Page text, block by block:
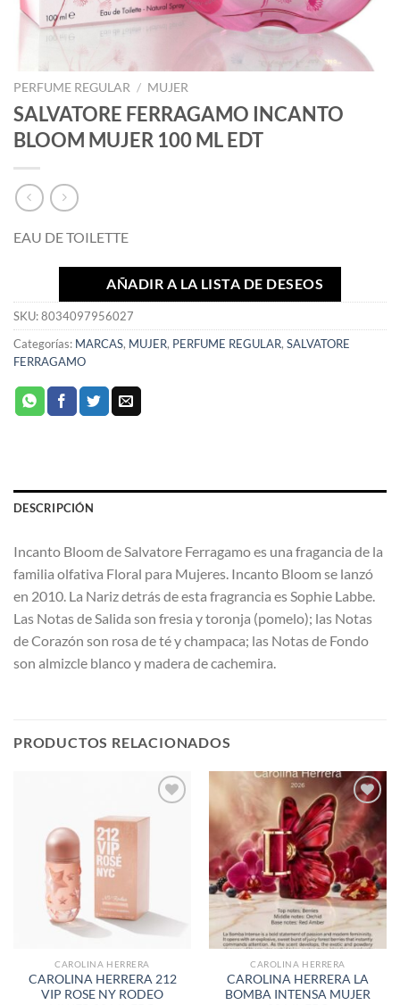
PERFUME REGULAR / MUJER
SALVATORE FERRAGAMO INCANTO
BLOOM MUJER 100 ML EDT
EAU DE TOILETTE
AÑADIR A LA LISTA DE DESEOS
SKU:8034097956027
Categorías: MARCAS, MUJER, PERFUME REGULAR, SALVATORE
FERRAGAMO
DESCRIPCIÓN
Incanto Bloom de Salvatore Ferragamo es una fragancia de la
familia olfativa Floral para Mujeres. Incanto Bloom se lanzó
en 2010. La Nariz detrás de esta fragrancia es Sophie Labbe.
Las Notas de Salida son fresia y toronja (pomelo); las Notas
de Corazón son rosa de té y champaca; las Notas de Fondo
son almizcle blanco y madera de cachemira.
PRODUCTOS RELACIONADOS
AÑADIR
CAROLINA HERRERA
CAROLINA HERRERA 212
VIP ROSE NY RODEO
AÑADIR
A LA
LISTA
DE
DESEOS
CAROLINA HERRERA
CAROLINA HERRERA LA
BOMBA INTENSA MUJER